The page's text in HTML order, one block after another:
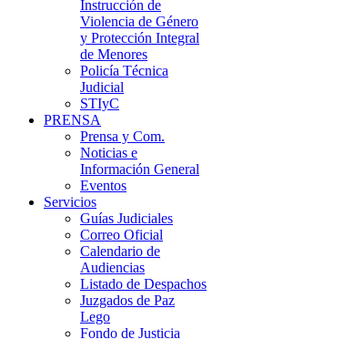
Instrucción de
Violencia de Género
y Protección Integral
de Menores
Policía Técnica
Judicial
STIyC
PRENSA
Prensa y Com.
Noticias e
Información General
Eventos
Servicios
Guías Judiciales
Correo Oficial
Calendario de
Audiencias
Listado de Despachos
Juzgados de Paz
Lego
Fondo de Justicia